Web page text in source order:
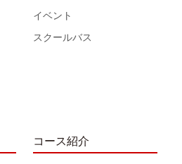
イベント
スクールバス
コース紹介